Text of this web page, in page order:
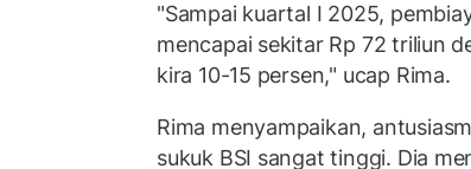
"Sampai kuartal I 2025,
mencapai sekitar Rp 72 triliun
kira 10-15 persen," ucap Rima.
Rima menyampaikan,
sukuk BSI sangat tinggi. Dia